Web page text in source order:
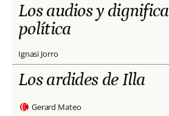
Los audios y
política
Ignasi Jorro
Los ardides de Illa
Gerard Mateo